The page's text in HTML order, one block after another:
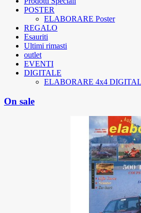
POSTER
ELABORARE Poster
REGALO
Esauriti
Ultimi rimasti
outlet
EVENTI
DIGITALE
ELABORARE 4x4
On sale